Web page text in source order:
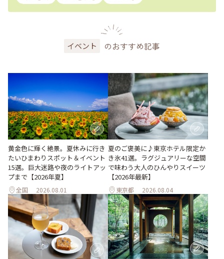
イベント のおすすめ記事
黄金色に輝く絶景。夏休みに行き
たいひまわりスポット＆イベント
15選。巨大迷路や夜のライトアッ
プまで【2026年夏】
全国 2026.08.01
夏のご褒美に♪東京ホテル限定か
き氷41選。ラグジュアリーな空間
で味わう大人のひんやりスイーツ
【2026年最新】
東京都 2026.08.04